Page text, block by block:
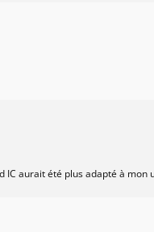
aurait été plus adapté à